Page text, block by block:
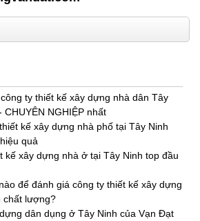
ty thiết kế xây dựng nhà dân Tây
CHUYÊN NGHIỆP nhất
kế xây dựng nhà phố tại Tây Ninh
quả
kế xây dựng nhà ở tại Tây Ninh top đầu
để đánh giá công ty thiết kế xây dựng
chất lượng?
dân dụng ở Tây Ninh của Vạn Đạt